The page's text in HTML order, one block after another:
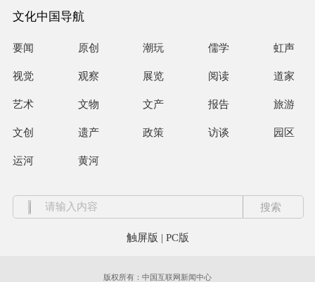
文化中国导航
要闻 原创 潮玩 儒学 虹声
视觉 观察 展览 阅读 道家
艺术 文物 文产 报告 旅游
文创 遗产 政策 访谈 园区
运河 黄河
触屏版 | PC版
版权所有：中国互联网新闻中心